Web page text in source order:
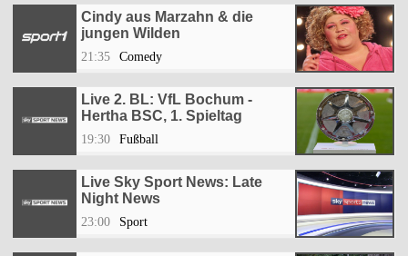
Cindy aus Marzahn & die
jungen Wilden
21:35 Comedy
Live 2. BL: VfL Bochum -
Hertha BSC, 1. Spieltag
19:30 Fußball
Live Sky Sport News: Late
Night News
23:00 Sport